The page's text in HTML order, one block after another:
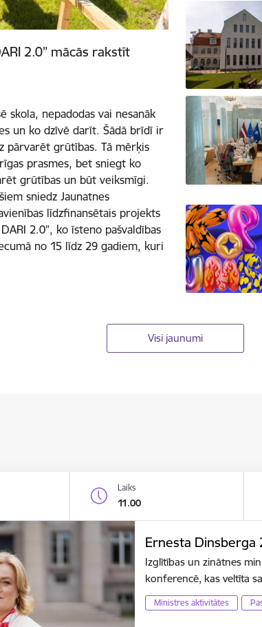
2.0” mācās rakstīt
nepadodas vai nesanāk
un ko dzīvē darīt. Šādā brīdī ir
pārvarēt grūtības. Tā mērķis
prasmes, bet sniegt ko
grūtības un būt veiksmīgi.
sniedz Jaunatnes
līdzfinansētais projekts
2.0”, ko īsteno pašvaldības
no 15 līdz 29 gadiem, kuri
Visi jaunumi
Laiks
11.00
Ernesta Dinsberga
Izglītības un zinātnes
konferencē, kas veltīta
Ministres aktivitātes